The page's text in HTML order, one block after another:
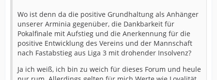
Wo ist denn da die positive Grundhaltung als Anhänger
unserer Arminia gegenüber, die Dankbarkeit für
Pokalfinale mit Aufstieg und die Anerkennung für die
positive Entwicklung des Vereins und der Mannschaft
nach Fastabstieg aus Liga 3 mit drohender Insolvenz?
Ja ich weiß, ich bin zu weich für dieses Forum und heule